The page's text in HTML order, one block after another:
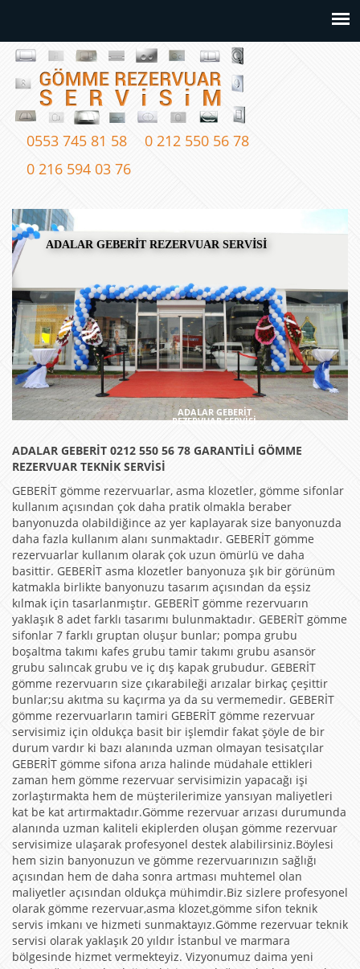
0553 745 81 58
0 212 550 56 78
0 216 594 03 76
ADALAR GEBERİT REZERVUAR SERVİSİ
ADALAR GEBERİT
REZERVUAR SERVİSİ
ADALAR GEBERİT 0212 550 56 78 GARANTİLİ GÖMME
REZERVUAR TEKNİK SERVİSİ
GEBERİT gömme rezervuarlar, asma klozetler, gömme sifonlar
kullanım açısından çok daha pratik olmakla beraber
banyonuzda olabildiğince az yer kaplayarak size banyonuzda
daha fazla kullanım alanı sunmaktadır. GEBERİT gömme
rezervuarlar kullanım olarak çok uzun ömürlü ve daha
basittir. GEBERİT asma klozetler banyonuza şık bir görünüm
katmakla birlikte banyonuzu tasarım açısından da eşsiz
kılmak için tasarlanmıştır. GEBERİT gömme rezervuarın
yaklaşık 8 adet farklı tasarımı bulunmaktadır. GEBERİT gömme
sifonlar 7 farklı gruptan oluşur bunlar; pompa grubu
boşaltma takımı kafes grubu tamir takımı grubu asansör
grubu salıncak grubu ve iç dış kapak grubudur. GEBERİT
gömme rezervuarın size çıkarabileği arızalar birkaç çeşittir
bunlar;su akıtma su kaçırma ya da su vermemedir. GEBERİT
gömme rezervuarların tamiri GEBERİT gömme rezervuar
servisimiz için oldukça basit bir işlemdir fakat şöyle de bir
durum vardır ki bazı alanında uzman olmayan tesisatçılar
GEBERİT gömme sifona arıza halinde müdahale ettikleri
zaman hem gömme rezervuar servisimizin yapacağı işi
zorlaştırmakta hem de müşterilerimize yansıyan maliyetleri
kat be kat artırmaktadır.Gömme rezervuar arızası durumunda
alanında uzman kaliteli ekiplerden oluşan gömme rezervuar
servisimize ulaşarak profesyonel destek alabilirsiniz.Böylesi
hem sizin banyonuzun ve gömme rezervuarınızın sağlığı
açısından hem de daha sonra artması muhtemel olan
maliyetler açısından oldukça mühimdir.Biz sizlere profesyonel
olarak gömme rezervuar,asma klozet,gömme sifon teknik
servis imkanı ve hizmeti sunmaktayız.Gömme rezervuar teknik
servisi olarak yaklaşık 20 yıldır İstanbul ve marmara
bölgesinde hizmet vermekteyiz. Vizyonumuz daima yeni